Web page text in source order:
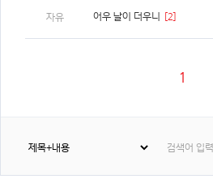
자유 어우 날이 더우니 [2]
1